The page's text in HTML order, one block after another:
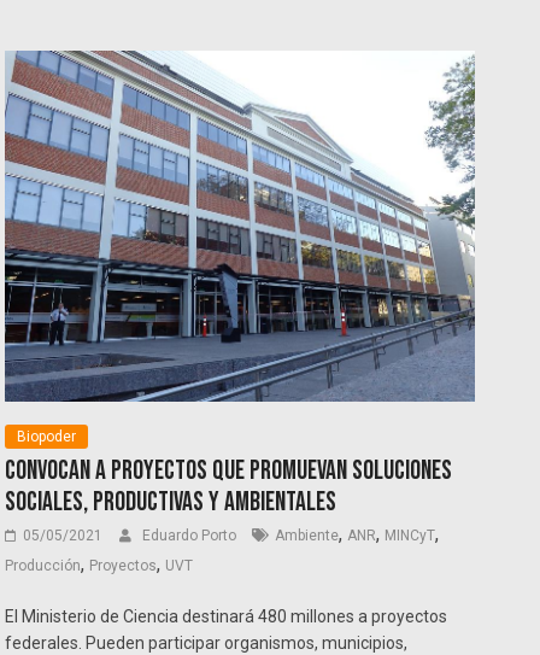
Biopoder
Convocan a proyectos que promuevan soluciones
sociales, productivas y ambientales
05/05/2021 Eduardo Porto Ambiente, ANR, MINCyT,
Producción, Proyectos, UVT
El Ministerio de Ciencia destinará 480 millones a proyectos
federales. Pueden participar organismos, municipios,